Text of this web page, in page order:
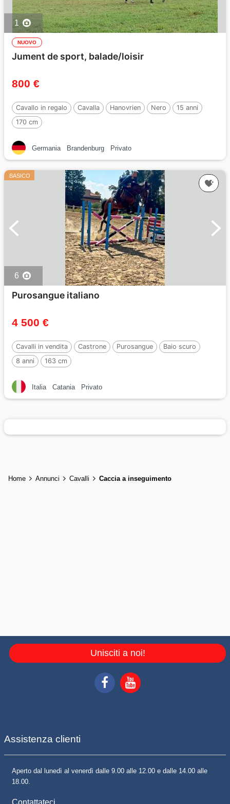
1
NUOVO
Jument de sport, balade/loisir
800 €
Cavallo in regalo Cavalla Hanovrien Nero
15 anni
170 cm
Germania Brandenburg Privato
BASICO
6
Purosangue italiano
4 500 €
Cavalli in vendita Castrone Purosangue
Baio scuro
8 anni
163 cm
Italia Catania Privato
Home Annunci Cavalli Caccia a inseguimento
Unisciti a noi!
Assistenza clienti
Aperto dal lunedì al venerdì dalle 9.00 alle 12.00 e dalle 14.00 alle
18.00.
Contattateci